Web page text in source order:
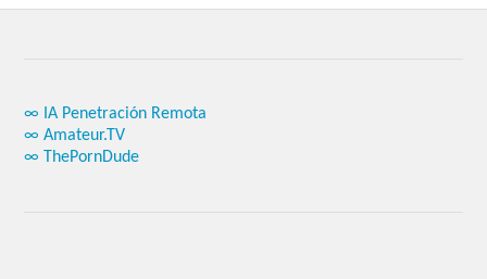
∞ IA Penetración Remota
∞ Amateur.TV
∞ ThePornDude